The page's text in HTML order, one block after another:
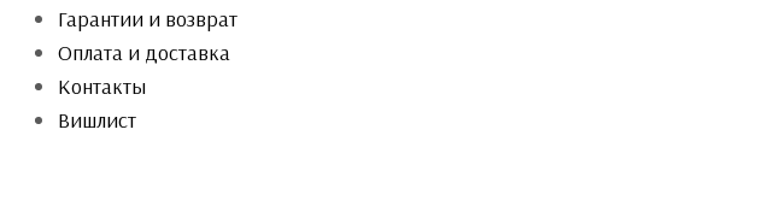
Гарантии и возврат
Оплата и доставка
Контакты
Вишлист